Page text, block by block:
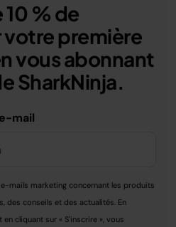
% de
première
vous abonnant
SharkNinja.
mail
mails marketing concernant les produits
des conseils et des actualités. En
cliquant sur « S'inscrire », vous